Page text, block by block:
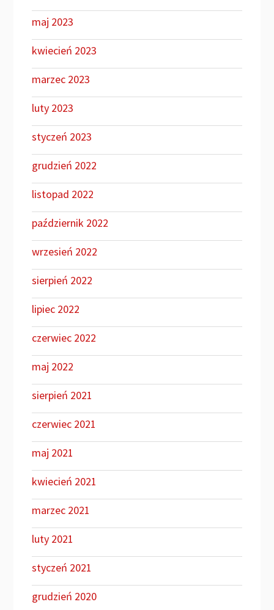
maj 2023
kwiecień 2023
marzec 2023
luty 2023
styczeń 2023
grudzień 2022
listopad 2022
październik 2022
wrzesień 2022
sierpień 2022
lipiec 2022
czerwiec 2022
maj 2022
sierpień 2021
czerwiec 2021
maj 2021
kwiecień 2021
marzec 2021
luty 2021
styczeń 2021
grudzień 2020